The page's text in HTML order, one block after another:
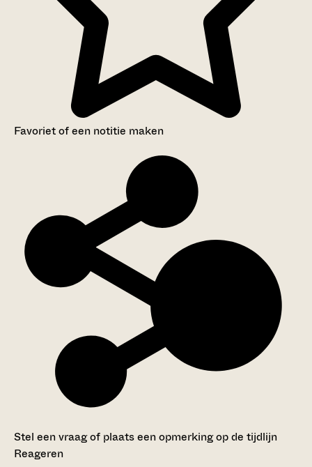
Favoriet of een notitie maken
Stel een vraag of plaats een opmerking op de tijdlijn
Reageren